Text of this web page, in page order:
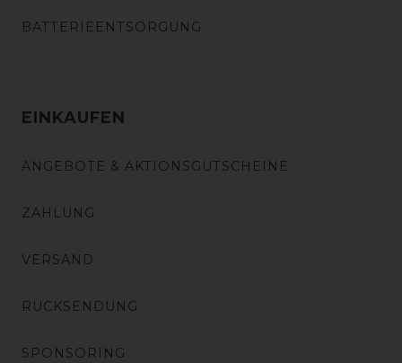
BATTERIEENTSORGUNG
EINKAUFEN
ANGEBOTE & AKTIONSGUTSCHEINE
ZAHLUNG
VERSAND
RÜCKSENDUNG
SPONSORING